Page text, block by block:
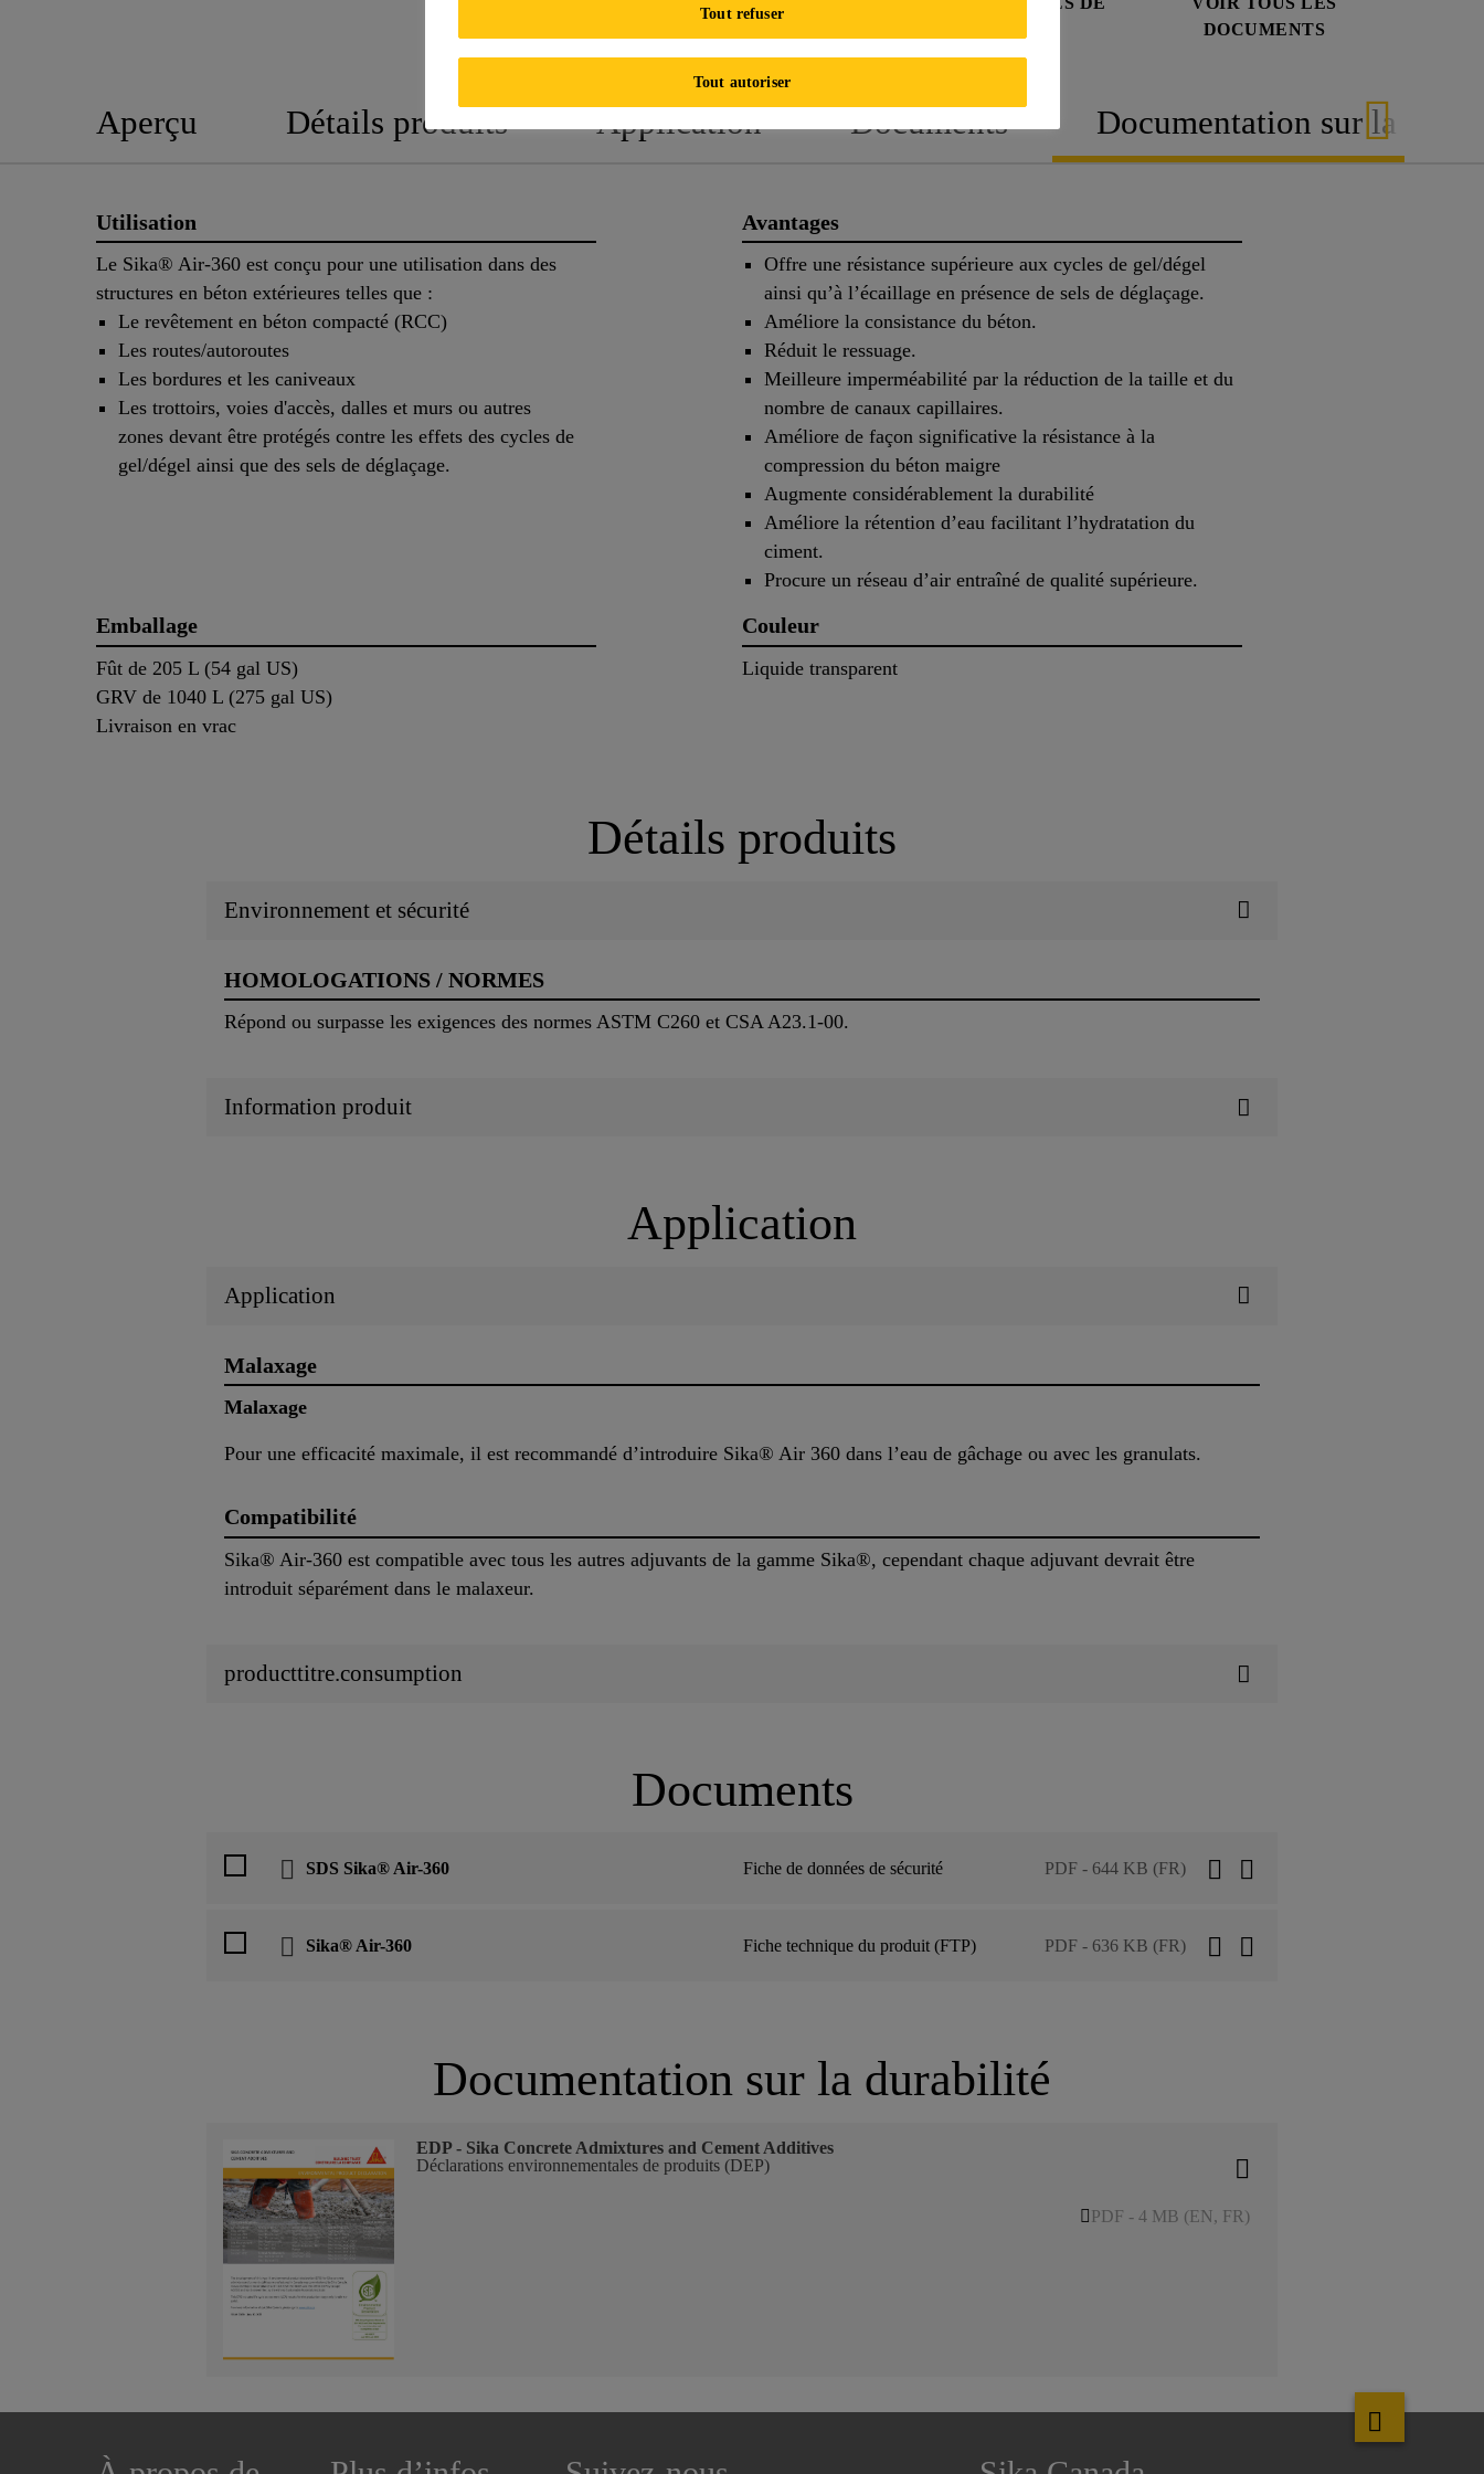
DOCUMENTS
Aperçu Détails produits Application Documents Documentation sur la
Utilisation
Le Sika® Air-360 est conçu pour une utilisation dans des
structures en béton extérieures telles que :
Le revêtement en béton compacté (RCC)
Les routes/autoroutes
Les bordures et les caniveaux
Les trottoirs, voies d'accès, dalles et murs ou autres
zones devant être protégés contre les effets des cycles de
gel/dégel ainsi que des sels de déglaçage.
Avantages
Offre une résistance supérieure aux cycles de gel/dégel
ainsi qu’à l’écaillage en présence de sels de déglaçage.
Améliore la consistance du béton.
Réduit le ressuage.
Meilleure imperméabilité par la réduction de la taille et du
nombre de canaux capillaires.
Améliore de façon significative la résistance à la
compression du béton maigre
Augmente considérablement la durabilité
Améliore la rétention d’eau facilitant l’hydratation du
ciment.
Procure un réseau d’air entraîné de qualité supérieure.
Emballage
Fût de 205 L (54 gal US)
GRV de 1040 L (275 gal US)
Livraison en vrac
Couleur
Liquide transparent
Détails produits
Environnement et sécurité
HOMOLOGATIONS / NORMES
Répond ou surpasse les exigences des normes ASTM C260 et CSA A23.1-00.
Information produit
Application
Application
Malaxage
Malaxage
Pour une efficacité maximale, il est recommandé d’introduire Sika® Air 360 dans l’eau de gâchage ou avec les granulats.
Compatibilité
Sika® Air-360 est compatible avec tous les autres adjuvants de la gamme Sika®, cependant chaque adjuvant devrait être
introduit séparément dans le malaxeur.
producttitre.consumption
Documents
SDS Sika® Air-360 Fiche de données de sécurité PDF - 644 KB (FR)
Sika® Air-360 Fiche technique du produit (FTP) PDF - 636 KB (FR)
Documentation sur la durabilité
EDP - Sika Concrete Admixtures and Cement Additives
Déclarations environnementales de produits (DEP)
PDF - 4 MB (EN, FR)
Tout refuser
Tout autoriser